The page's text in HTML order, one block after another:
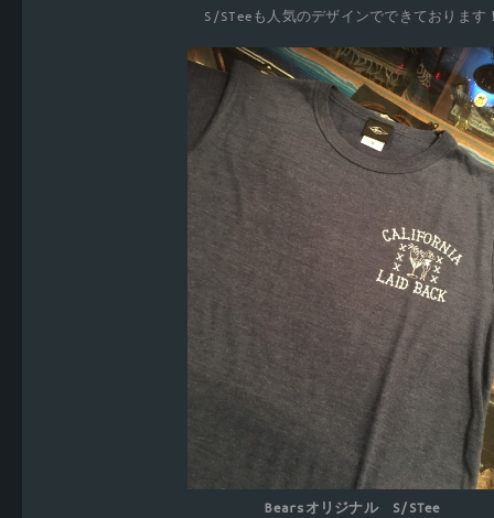
S/STeeも人気のデザインでできております
Bearsオリジナル S/STee